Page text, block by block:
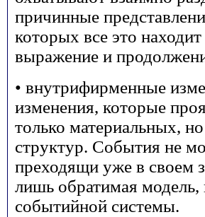
причинные
которых все это
выражение и
• внутрифирменные
изменения, которые
только материальных,
структур. События не
преходящи уже в своем
лишь обратимая модель,
событийной системы.